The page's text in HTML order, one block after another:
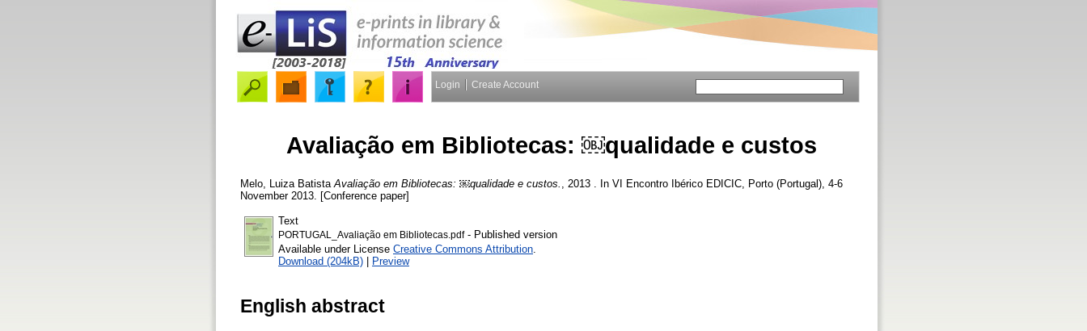
Login Create Account
Avaliação em Bibliotecas: ￼qualidade e custos
Melo, Luiza Batista Avaliação em Bibliotecas: ￼qualidade e custos.
, 2013 . In VI Encontro Ibérico EDICIC, Porto (Portugal), 4-6
November 2013. [Conference paper]
Text
PORTUGAL_Avaliação em Bibliotecas.pdf- Published version
Available under License Creative Commons Attribution
Download (204kB) | Preview
English abstract